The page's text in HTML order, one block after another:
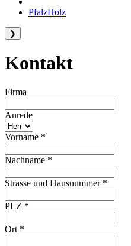
PfalzHolz
❯
Kontakt
Firma
Anrede
Vorname *
Nachname *
Strasse und Hausnummer *
PLZ *
Ort *